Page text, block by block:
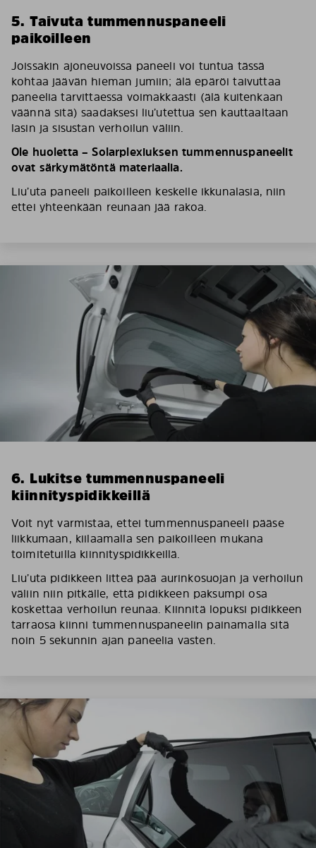
5. Taivuta tummennuspaneeli
paikoilleen
Joissakin ajoneuvoissa paneeli voi tuntua tässä
kohtaa jäävän hieman jumiin; älä epäröi taivuttaa
paneelia tarvittaessa voimakkaasti (älä kuitenkaan
väännä sitä) saadaksesi liu’utettua sen kauttaaltaan
lasin ja sisustan verhoilun väliin.
Ole huoletta – Solarplexiuksen tummennuspaneelit
ovat särkymätöntä materiaalia.
Liu’uta paneeli paikoilleen keskelle ikkunalasia, niin
ettei yhteenkään reunaan jää rakoa.
6. Lukitse tummennuspaneeli
kiinnityspidikkeillä
Voit nyt varmistaa, ettei tummennuspaneeli pääse
liikkumaan, kiilaamalla sen paikoilleen mukana
toimitetuilla kiinnityspidikkeillä.
Liu’uta pidikkeen litteä pää aurinkosuojan ja verhoilun
väliin niin pitkälle, että pidikkeen paksumpi osa
koskettaa verhoilun reunaa. Kiinnitä lopuksi pidikkeen
tarraosa kiinni tummennuspaneelin painamalla sitä
noin 5 sekunnin ajan paneelia vasten.